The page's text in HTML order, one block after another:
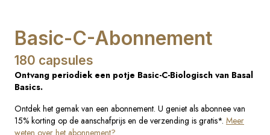
Basic-C-Abonnement
180 capsules
Ontvang periodiek een potje Basic-C-Biologisch van Basal
Basics.
Ontdek het gemak van een abonnement. U geniet als abonnee van
15% korting op de aanschafprijs en de verzending is gratis*. Meer